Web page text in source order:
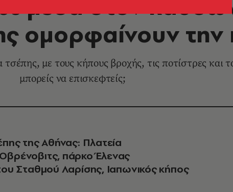
μέσα στον
ομορφαίνουν την
με τους κήπους βροχής, τις ποτίστρες και
μπορείς να επισκεφτείς;
της Αθήνας: Πλατεία
πάρκο Έλενας
Σταθμού Λαρίσης, Ιαπωνικός κήπος